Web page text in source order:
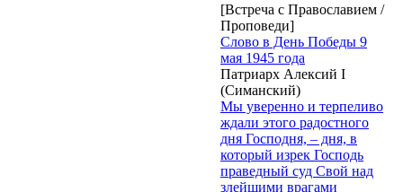
[Встреча с Православием /
Проповеди]
Слово в День Победы 9
мая 1945 года
Патриарх Алексий I
(Симанский)
Мы уверенно и терпеливо
ждали этого радостного
дня Господня, – дня, в
который изрек Господь
праведный суд Свой над
злейшими врагами